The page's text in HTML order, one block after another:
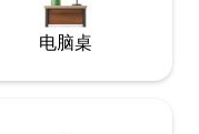
电脑桌